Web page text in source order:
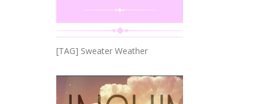
[TAG] Sweater Weather